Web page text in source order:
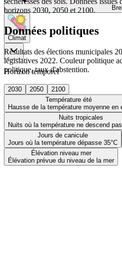
Climat
Horizon temporel
2030 2050
2100
Température été
Hausse de la température moyenne en
Nuits tropicales
Nuits où la température ne descend
Jours de canicule
Jours où la température dépasse 35°C
Élévation niveau mer
Élévation prévue du niveau de la mer
horizons 2030, 2050 et 2100.
Données politiques
Résultats des élections municipales
législatives 2022. Couleur politique
politique, taux d'abstention.